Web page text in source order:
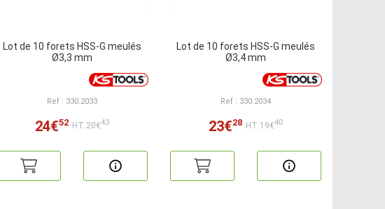
Lot de 10 forets HSS-G meulés
Ø3,3 mm
Ref : 330.2033
24€52 HT:20€43
Lot de 10 forets HSS-G meulés
Ø3,4 mm
Ref : 330.2034
23€28 HT:19€40